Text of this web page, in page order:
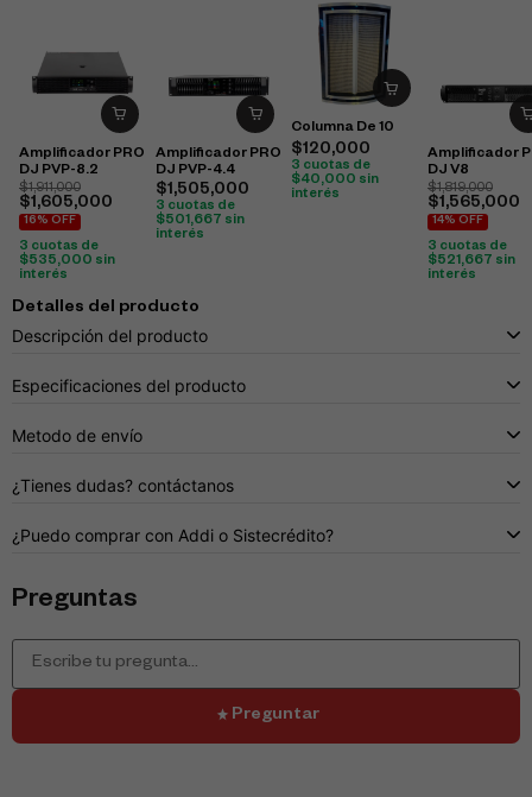
Amplificador PRO
DJ PVP-8.2
$1,911,000
$1,605,000
16% OFF
3 cuotas de
$535,000 sin
interés
Amplificador PRO
DJ PVP-4.4
$1,505,000
3 cuotas de
$501,667 sin
interés
Columna De 10
$120,000
3 cuotas de
$40,000 sin
interés
Amplificador
DJ V8
$1,819,000
$1,565,000
14% OFF
3 cuotas de
$521,667 sin
interés
Detalles del producto
Descripción del producto
Especificaciones del producto
Metodo de envío
¿Tienes dudas? contáctanos
¿Puedo comprar con Addi o Sistecrédito?
Preguntas
Preguntar